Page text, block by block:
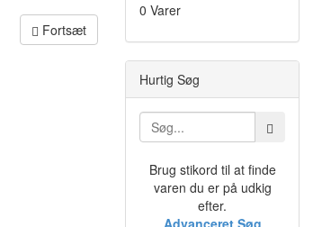
Fortsæt
0 Varer
Hurtig Søg
Brug stikord til at finde
varen du er på udkig
efter.
Advanceret Søg